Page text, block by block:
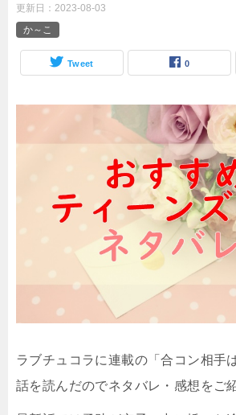
更新日： 2023-08-03
か～こ
Tweet 0
ラブチュコラに連載の「合コン相手
話を読んだのでネタバレ・感想をご